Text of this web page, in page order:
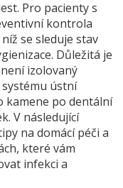
Pro pacienty s
kontrola
se sleduje stav
Důležitá je
izolovaný
ústní
kamene po dentální
V následující
na domácí péči a
které vám
infekci a